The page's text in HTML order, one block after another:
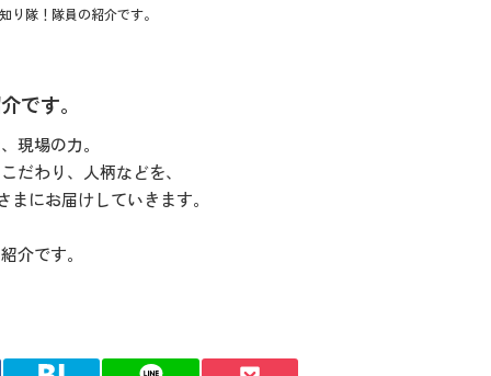
り隊！隊員の紹介です。
です。
現場の力。
だわり、人柄などを、
にお届けしていきます。
介です。